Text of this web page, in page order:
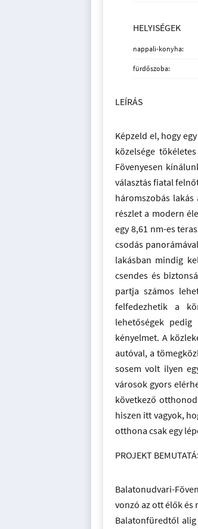
HELYISÉGEK
nappali-konyha
fürdőszoba
LEÍRÁS
Képzeld el, hogy
közelsége
Fövenyesen
választás fiatal
háromszobás
részlet a modern
egy 8,61 nm-es
csodás
lakásban mindig
csendes és
partja számos
felfedezhetik a
lehetőségek
kényelmet. A
autóval, a
sosem volt ilyen
városok gyors
következő
hiszen itt vagyok,
otthona csak egy
PROJEKT
Balatonudvari-
vonzó az ott élők
Balatonfüredtől